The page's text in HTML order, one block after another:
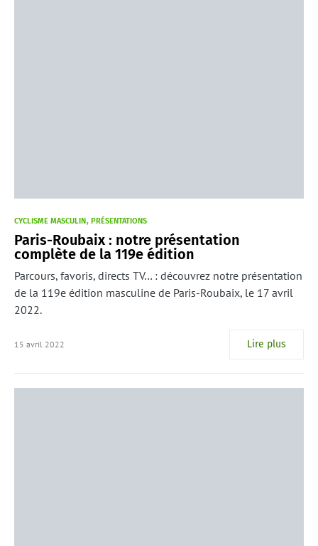
CYCLISME MASCULIN PRÉSENTATIONS
Paris-Roubaix : notre présentation
complète de la 119e édition
Parcours, favoris, directs TV… : découvrez notre présentation
de la 119e édition masculine de Paris-Roubaix, le 17 avril
2022.
15 avril 2022 Lire plus